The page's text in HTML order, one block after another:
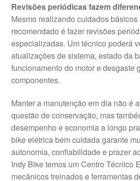
Revisões periódicas fazem
Mesmo realizando cuidados básicos
recomendado é fazer revisões
especializadas. Um técnico poderá
atualizações de sistema, estado da
funcionamento do motor e desgaste
componentes.
Manter a manutenção em dia não é
questão de conservação, mas
desempenho e economia a longo
bike elétrica bem cuidada garante
autonomia, confiabilidade e prazer
Indy Bike temos um Centro Técnico
mecânicos treinados e ferramentas